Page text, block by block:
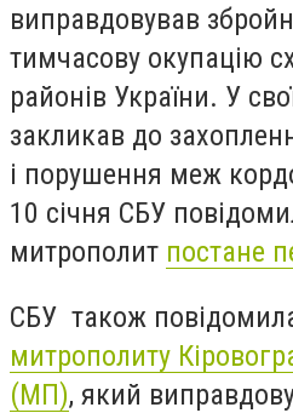
виправдовував
тимчасову окупацію
районів України. У
закликав до
і порушення меж
10 січня СБУ
митрополит постане
СБУ також
митрополиту
(МП), який